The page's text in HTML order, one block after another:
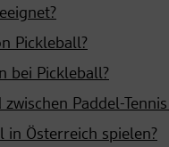
Pickleball?
bei Pickleball?
Paddel-
in Österreich spielen?